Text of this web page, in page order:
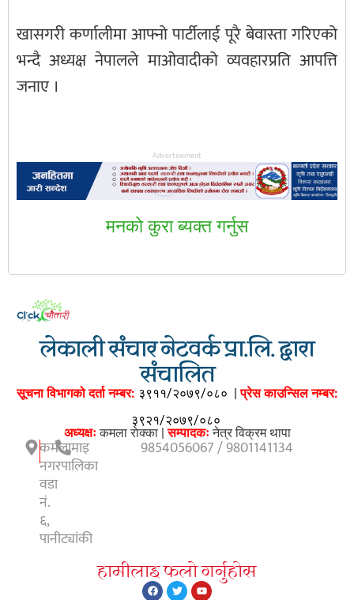
खासगरी कर्णालीमा आफ्नो पार्टीलाई पूरै बेवास्ता गरिएको
भन्दै अध्यक्ष नेपालले माओवादीको व्यवहारप्रति आपत्ति
जनाए ।
Advertisement
मनकाे कुरा ब्यक्त गर्नुस
लेकाली संचार नेटवर्क प्रा.लि. द्वारा
संचालित
सूचना विभागको दर्ता नम्बर: ३९११/२०७९/०८० |प्रेस काउन्सिल नम्बर:
३९२१/२०७९/०८०
अध्यक्षःकमला राेक्का |सम्पादकःनेत्र विक्रम थापा
कमलामाइ
नगरपालिका
वडा
नं.
६,
पानीट्यांकी
9854056067 / 9801141134
हामीलाइ फलाे गर्नुहाेस